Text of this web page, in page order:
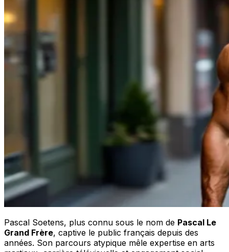
Pascal Soetens, plus connu sous le nom de Pascal Le
Grand Frère, captive le public français depuis des
années. Son parcours atypique mêle expertise en arts